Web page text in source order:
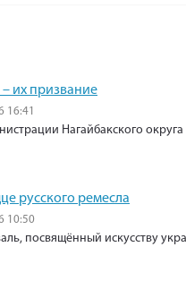
их призвание
16:41
Нагайбакского
русского ремесла
10:50
посвящённый искусству